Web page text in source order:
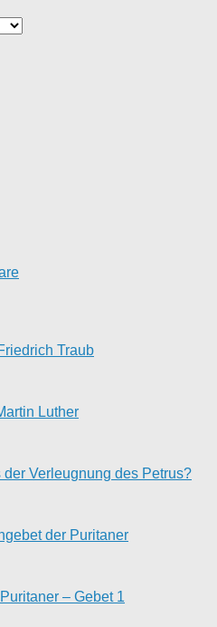
Traub
Luther
Verleugnung des Petrus?
der Puritaner
– Gebet 1